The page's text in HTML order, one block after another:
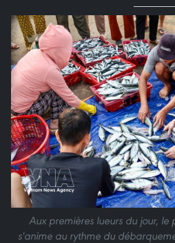
Aux premières lueurs du jour, le
s'anime au rythme du